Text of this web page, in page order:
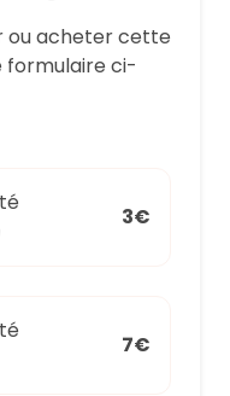
ou acheter cette
formulaire ci-
3€
7€